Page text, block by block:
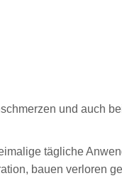
und auch
tägliche
bauen verloren